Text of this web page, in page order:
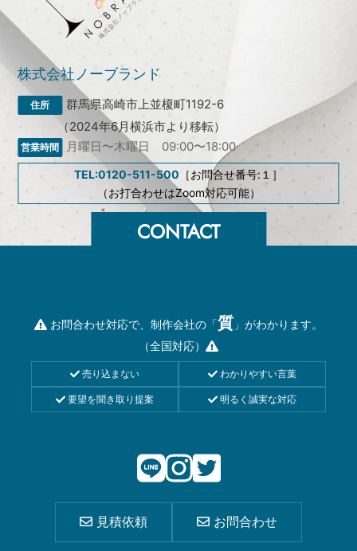
株式会社ノーブランド
群馬県高崎市上並榎町1192-6
（2024年6月横浜市より移転）
月曜日〜木曜日 09:00〜18:00
TEL:0120-511-500 ［お問合せ番号:１］
（お打合わせはZoom対応可能）
お問合わせ対応で、制作会社の「質 」がわかります。
（全国対応）
売り込まない わかりやすい言葉
要望を聞き取り提案 明るく誠実な対応
見積依頼 お問合わせ